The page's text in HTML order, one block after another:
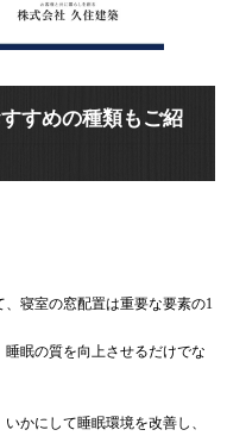
すめの種類もご紹
寝室の窓配置は重要な要素の1
眠の質を向上させるだけでな
かにして睡眠環境を改善し、